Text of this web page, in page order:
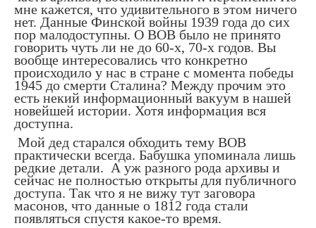
мне кажется, что удивительного в этом ничего
нет. Данные Финской войны 1939 года до сих
пор малодоступны. О ВОВ было не принято
говорить чуть ли не до 60-х, 70-х годов. Вы
вообще интересовались что конкретно
происходило у нас в стране с момента победы
1945 до смерти Сталина? Между прочим это
есть некий информационный вакуум в нашей
новейшей истории. Хотя информация вся
доступна.
Мой дед старался обходить тему ВОВ
практически всегда. Бабушка упоминала лишь
редкие детали. А уж разного рода архивы и
сейчас не полностью открыты для публичного
доступа. Так что я не вижу тут заговора
масонов, что данные о 1812 года стали
появляться спустя какое-то время.